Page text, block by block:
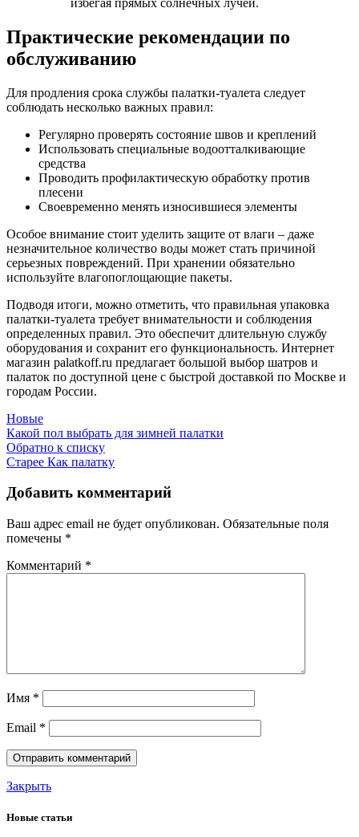
Практические рекомендации по
обслуживанию
Для продления срока службы палатки-туалета следует
соблюдать несколько важных правил:
Регулярно проверять состояние швов и креплений
Использовать специальные водоотталкивающие
средства
Проводить профилактическую обработку против
плесени
Своевременно менять износившиеся элементы
Особое внимание стоит уделить защите от влаги – даже
незначительное количество воды может стать причиной
серьезных повреждений. При хранении обязательно
используйте влагопоглощающие пакеты.
Подводя итоги, можно отметить, что правильная упаковка
палатки-туалета требует внимательности и соблюдения
определенных правил. Это обеспечит длительную службу
оборудования и сохранит его функциональность. Интернет
магазин palatkoff.ru предлагает большой выбор шатров и
палаток по доступной цене с быстрой доставкой по Москве и
городам России.
Новые
Какой пол выбрать для зимней палатки
Обратно к списку
Старее Как палатку
Добавить комментарий
Ваш адрес email не будет опубликован. Обязательные поля
помечены *
Комментарий *
Имя *
Email *
Закрыть
Новые статьи